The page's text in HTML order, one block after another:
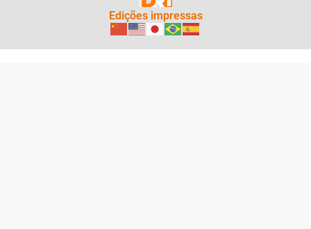
Edições impressas